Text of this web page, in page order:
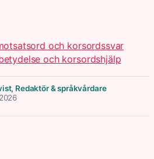
och korsordssvar
och korsordshjälp
Redaktör & språkvårdare